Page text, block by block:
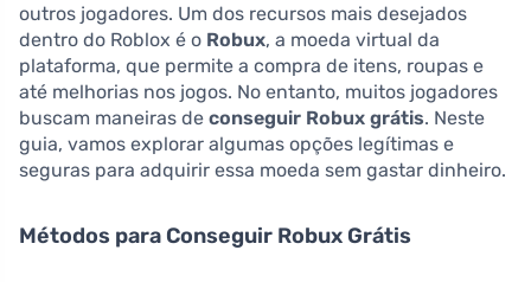
outros jogadores. Um dos recursos mais desejados
dentro do Roblox é o Robux, a moeda virtual da
plataforma, que permite a compra de itens, roupas e
até melhorias nos jogos. No entanto, muitos jogadores
buscam maneiras de conseguir Robux grátis. Neste
guia, vamos explorar algumas opções legítimas e
seguras para adquirir essa moeda sem gastar dinheiro.
Métodos para Conseguir Robux Grátis